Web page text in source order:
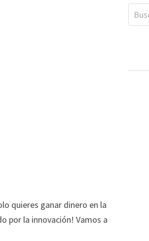
quieres ganar dinero en la
por la innovación! Vamos a